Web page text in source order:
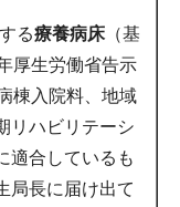
る療養病床（基
厚生労働省告示
棟入院料、地域
リハビリテーシ
適合しているも
局長に届け出て